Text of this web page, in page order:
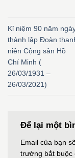
Kỉ niệm 90 năm
thành lập Đoàn
niên Cộng sản Hồ
Chí Minh (
26/03/1931 –
26/03/2021)
Để lại một
Email của bạn
trường bắt buộc